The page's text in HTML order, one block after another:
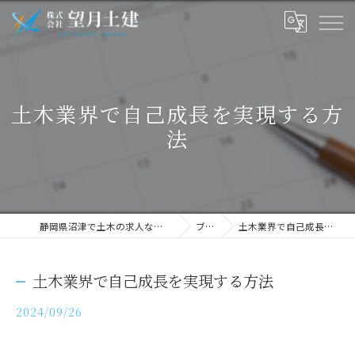
土木業界で自己成長を実現する方
法
静岡県沼津で土木の求人なら株式会社望月土建 ブログ 土木業界で自己成長を実現する方法
土木業界で自己成長を実現する方法
2024/09/26